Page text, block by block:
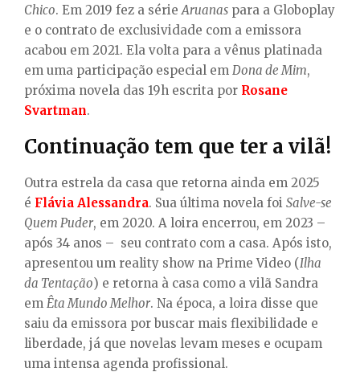
Chico. Em 2019 fez a série Aruanas para a Globoplay
e o contrato de exclusividade com a emissora
acabou em 2021. Ela volta para a vênus platinada
em uma participação especial em Dona de Mim,
próxima novela das 19h escrita por Rosane
Svartman.
Continuação tem que ter a vilã!
Outra estrela da casa que retorna ainda em 2025
é Flávia Alessandra. Sua última novela foi Salve-se
Quem Puder, em 2020. A loira encerrou, em 2023 –
após 34 anos – seu contrato com a casa. Após isto,
apresentou um reality show na Prime Video (Ilha
da Tentação) e retorna à casa como a vilã Sandra
em Êta Mundo Melhor. Na época, a loira disse que
saiu da emissora por buscar mais flexibilidade e
liberdade, já que novelas levam meses e ocupam
uma intensa agenda profissional.